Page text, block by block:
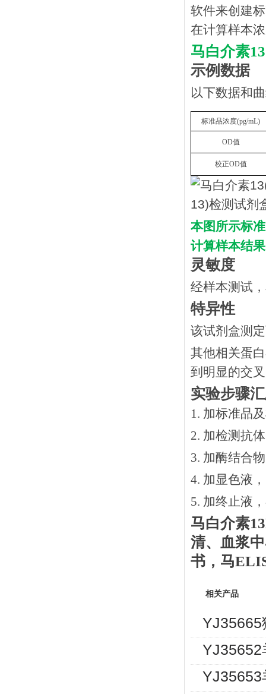
软件来创建
在计算样本
马白介素
示例数据
以下数据和
标准品浓度(pg/mL)
OD值
校正OD值
本图所示标
计算样本结果
灵敏度
经样本测试
特异性
该试剂盒测
其他相关蛋
到明显的交
实验步骤
1. 加标准品
2. 加检测抗
3. 加酶结合
4. 加显色液
5. 加终止液
马白介素13
清、血浆中
书 ， 马
相关产品
YJ35665
YJ35652
YJ35653